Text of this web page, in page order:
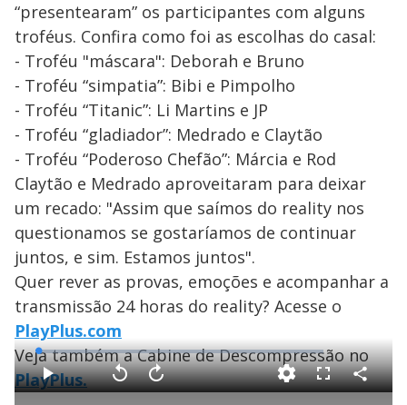
“presentearam” os participantes com alguns
troféus. Confira como foi as escolhas do casal:
- Troféu "máscara": Deborah e Bruno
- Troféu “simpatia”: Bibi e Pimpolho
- Troféu “Titanic”: Li Martins e JP
- Troféu “gladiador”: Medrado e Claytão
- Troféu “Poderoso Chefão”: Márcia e Rod
Claytão e Medrado aproveitaram para deixar
um recado: "Assim que saímos do reality nos
questionamos se gostaríamos de continuar
juntos, e sim. Estamos juntos".
Quer rever as provas, emoções e acompanhar a
transmissão 24 horas do reality? Acesse o
PlayPlus.com
Veja também a Cabine de Descompressão no
PlayPlus.
P V A
L
o
a
d
e F C
o